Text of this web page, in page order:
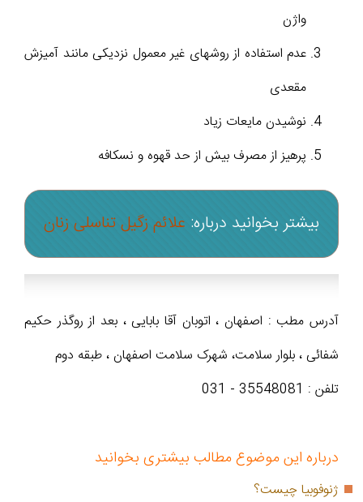
واژن
عدم استفاده از روشهای غیر معمول نزدیکی مانند آمیزش
مقعدی
نوشیدن مایعات زیاد
پرهیز از مصرف بیش از حد قهوه و نسکافه
بیشتر بخوانید درباره: علائم زگیل تناسلی زنان
آدرس مطب : اصفهان ، اتوبان آقا بابایی ، بعد از روگذر حکیم
شفائی ، بلوار سلامت، شهرک سلامت اصفهان ، طبقه دوم
تلفن : 35548081 - 031
درباره این موضوع مطالب بیشتری بخوانید
ژنوفوبیا چیست؟